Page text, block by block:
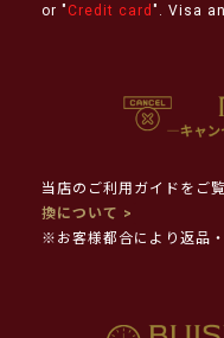
or " Credit card ". Visa
当店のご利用ガイドをご
換について >
※お客様都合により返品